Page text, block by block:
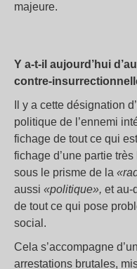
majeure.
Y a-t-il aujourd’hui
contre-
Il y a cette désignation
politique de l’ennemi
fichage de tout ce qui
fichage d’une partie
sous le prisme de la
aussi «politique», et au-
de tout ce qui pose
social.
Cela s’accompagne
arrestations brutales,